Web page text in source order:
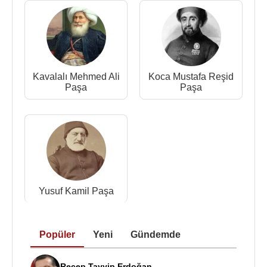
yazlık köşkleri de gösterişli bir hayat yaşamalarını
sağlıyordu. Evlerinde toplantılar eksik olmazdı.
Devrin edebiyatçıları, sanatçı ve aydınları her daim
toplanır ve taltif edilirlerdi. Üç aylarda Kur’an ve dini
sohbeler, diğer aylarda eğlence, müzik ve edebiyat
toplantıları yapılırdı.
müdavimlerindendi.
Namık Kemal
küçük bir kısmını feda ederek”,
yapmasını tavsiye etmesi ile hastane yapma fikri
doğmuş oldu. Hemen bir tezkîre ile padişahtan izin
istendi. Nuhkuyusu’nda 15.000 arşın (yaklaşık
olarak 10.200 metre) yer alındı. 24 Haziran
1876 tarihinde öldü. İnşaat yedi yıl sürdü. 2 Mart
1882 Perşembe günü görkemli bir açılış töreni
Kavalalı Mehmed Ali
Paşa
Koca Mustafa Reşid
Paşa
Yusuf Kamil Paşa
Popüler Yeni Gündemde